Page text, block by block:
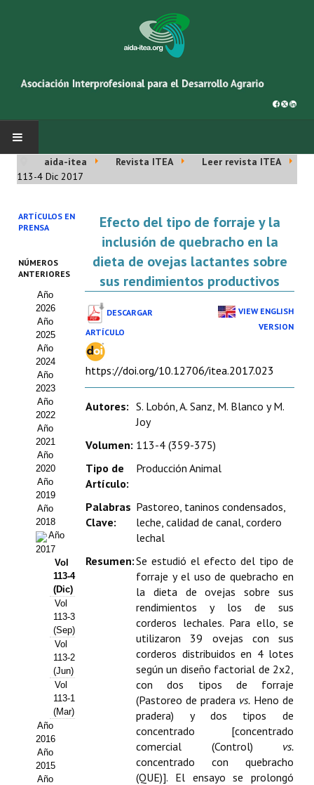
INICIO
Cincuentenario AIDA
Organigrama
Estatutos
Hacerse socio
Noticias
Galería de Fotos
Web AIDA 2.0
REVISTA ITEA
Presentación ITEA
Equipo Editorial
Leer revista ITEA
Directrices para autores/as
Políticas Editoriales
Propuesta Volumen Especial
Sello Calidad FECYT
Premio Prensa Agraria
Buscador de Artículos
JORNADAS AIDA
aida-itea Revista ITEA
Leer revista ITEA
113-4 Dic 2017
ARTÍCULOS EN
PRENSA
NÚMEROS
ANTERIORES
Año
2026
Año
2025
Año
2024
Año
2023
Año
2022
Año
2021
Año
2020
Año
2019
Año
2018
Año
2017
Vol
113-4
(Dic)
Vol
113-3
(Sep)
Vol
113-2
(Jun)
Vol
113-1
(Mar)
Año
2016
Año
2015
Año
Efecto del tipo de forraje y la
inclusión de quebracho en la
dieta de ovejas lactantes sobre
sus rendimientos productivos
DESCARGAR
ARTÍCULO
VIEW ENGLISH
VERSION
https://doi.org/10.12706/itea.2017.023
Autores: S. Lobón, A. Sanz, M. Blanco y M.
Joy
Volumen: 113-4 (359-375)
Tipo de
Artículo:
Producción Animal
Palabras
Clave:
Pastoreo, taninos condensados,
leche, calidad de canal, cordero
lechal
Resumen:Se estudió el efecto del tipo de
forraje y el uso de quebracho en
la dieta de ovejas sobre sus
rendimientos y los de sus
corderos lechales. Para ello, se
utilizaron 39 ovejas con sus
corderos distribuidos en 4 lotes
según un diseño factorial de 2x2,
con dos tipos de forraje
(Pastoreo de pradera vs. Heno de
pradera) y dos tipos de
concentrado [concentrado
comercial (Control) vs.
concentrado con quebracho
(QUE)]. El ensayo se prolongó